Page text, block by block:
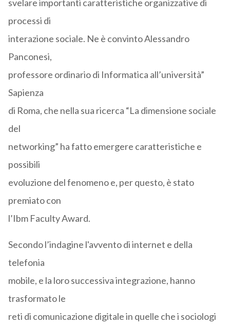
svelare importanti caratteristiche organizzative di
processi di
interazione sociale. Ne è convinto Alessandro
Panconesi,
professore ordinario di Informatica all’università”
Sapienza
di Roma, che nella sua ricerca “La dimensione sociale
del
networking” ha fatto emergere caratteristiche e
possibili
evoluzione del fenomeno e, per questo, è stato
premiato con
l’Ibm Faculty Award.
Secondo l’indagine l'avvento di internet e della
telefonia
mobile, e la loro successiva integrazione, hanno
trasformato le
reti di comunicazione digitale in quelle che i sociologi